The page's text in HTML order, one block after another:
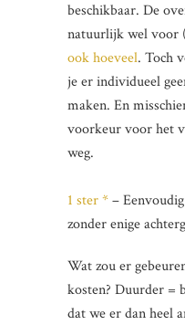
beschikbaar. De
natuurlijk wel voor
ook hoeveel. Toch
je er individueel
maken. En
voorkeur voor het
weg.
1 ster *–
zonder enige
Wat zou er
kosten? Duurder =
dat we er dan heel